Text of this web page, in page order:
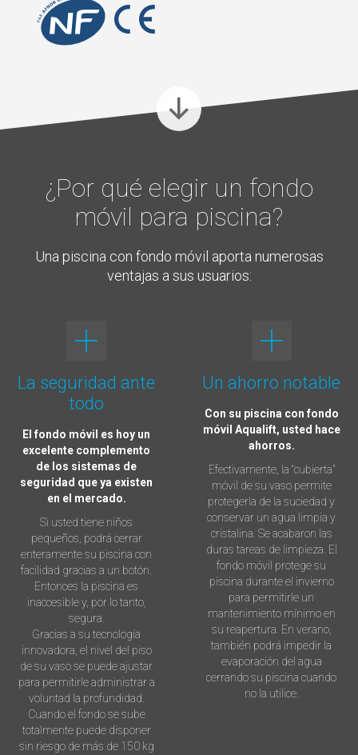
¿Por qué elegir un fondo
móvil para piscina?
Una piscina con fondo móvil aporta numerosas
ventajas a sus usuarios:
La seguridad ante
todo
El fondo móvil es hoy un
excelente complemento
de los sistemas de
seguridad que ya existen
en el mercado.
Si usted tiene niños
pequeños, podrá cerrar
enteramente su piscina con
facilidad gracias a un botón.
Entonces la piscina es
inaccesible y, por lo tanto,
segura.
Gracias a su tecnología
innovadora, el nivel del piso
de su vaso se puede ajustar
para permitirle administrar a
voluntad la profundidad.
Cuando el fondo se sube
totalmente puede disponer
sin riesgo de más de 150 kg
Un ahorro notable
Con su piscina con fondo
móvil Aqualift, usted hace
ahorros.
Efectivamente, la “cubierta”
móvil de su vaso permite
protegerla de la suciedad y
conservar un agua limpia y
cristalina. Se acabaron las
duras tareas de limpieza. El
fondo móvil protege su
piscina durante el invierno
para permitirle un
mantenimiento mínimo en
su reapertura. En verano,
también podrá impedir la
evaporación del agua
cerrando su piscina cuando
no la utilice.